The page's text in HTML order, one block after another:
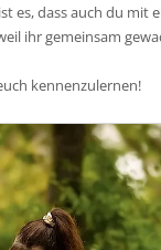
es, dass auch du mit
ihr gemeinsam
kennenzulernen!